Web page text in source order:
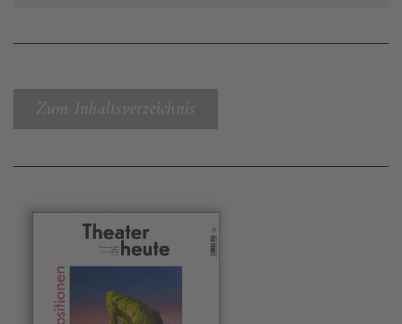
Zum Inhaltsverzeichnis